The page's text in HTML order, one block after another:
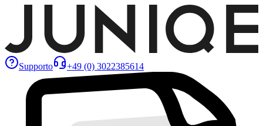
Supporto +49 (0) 3022385614